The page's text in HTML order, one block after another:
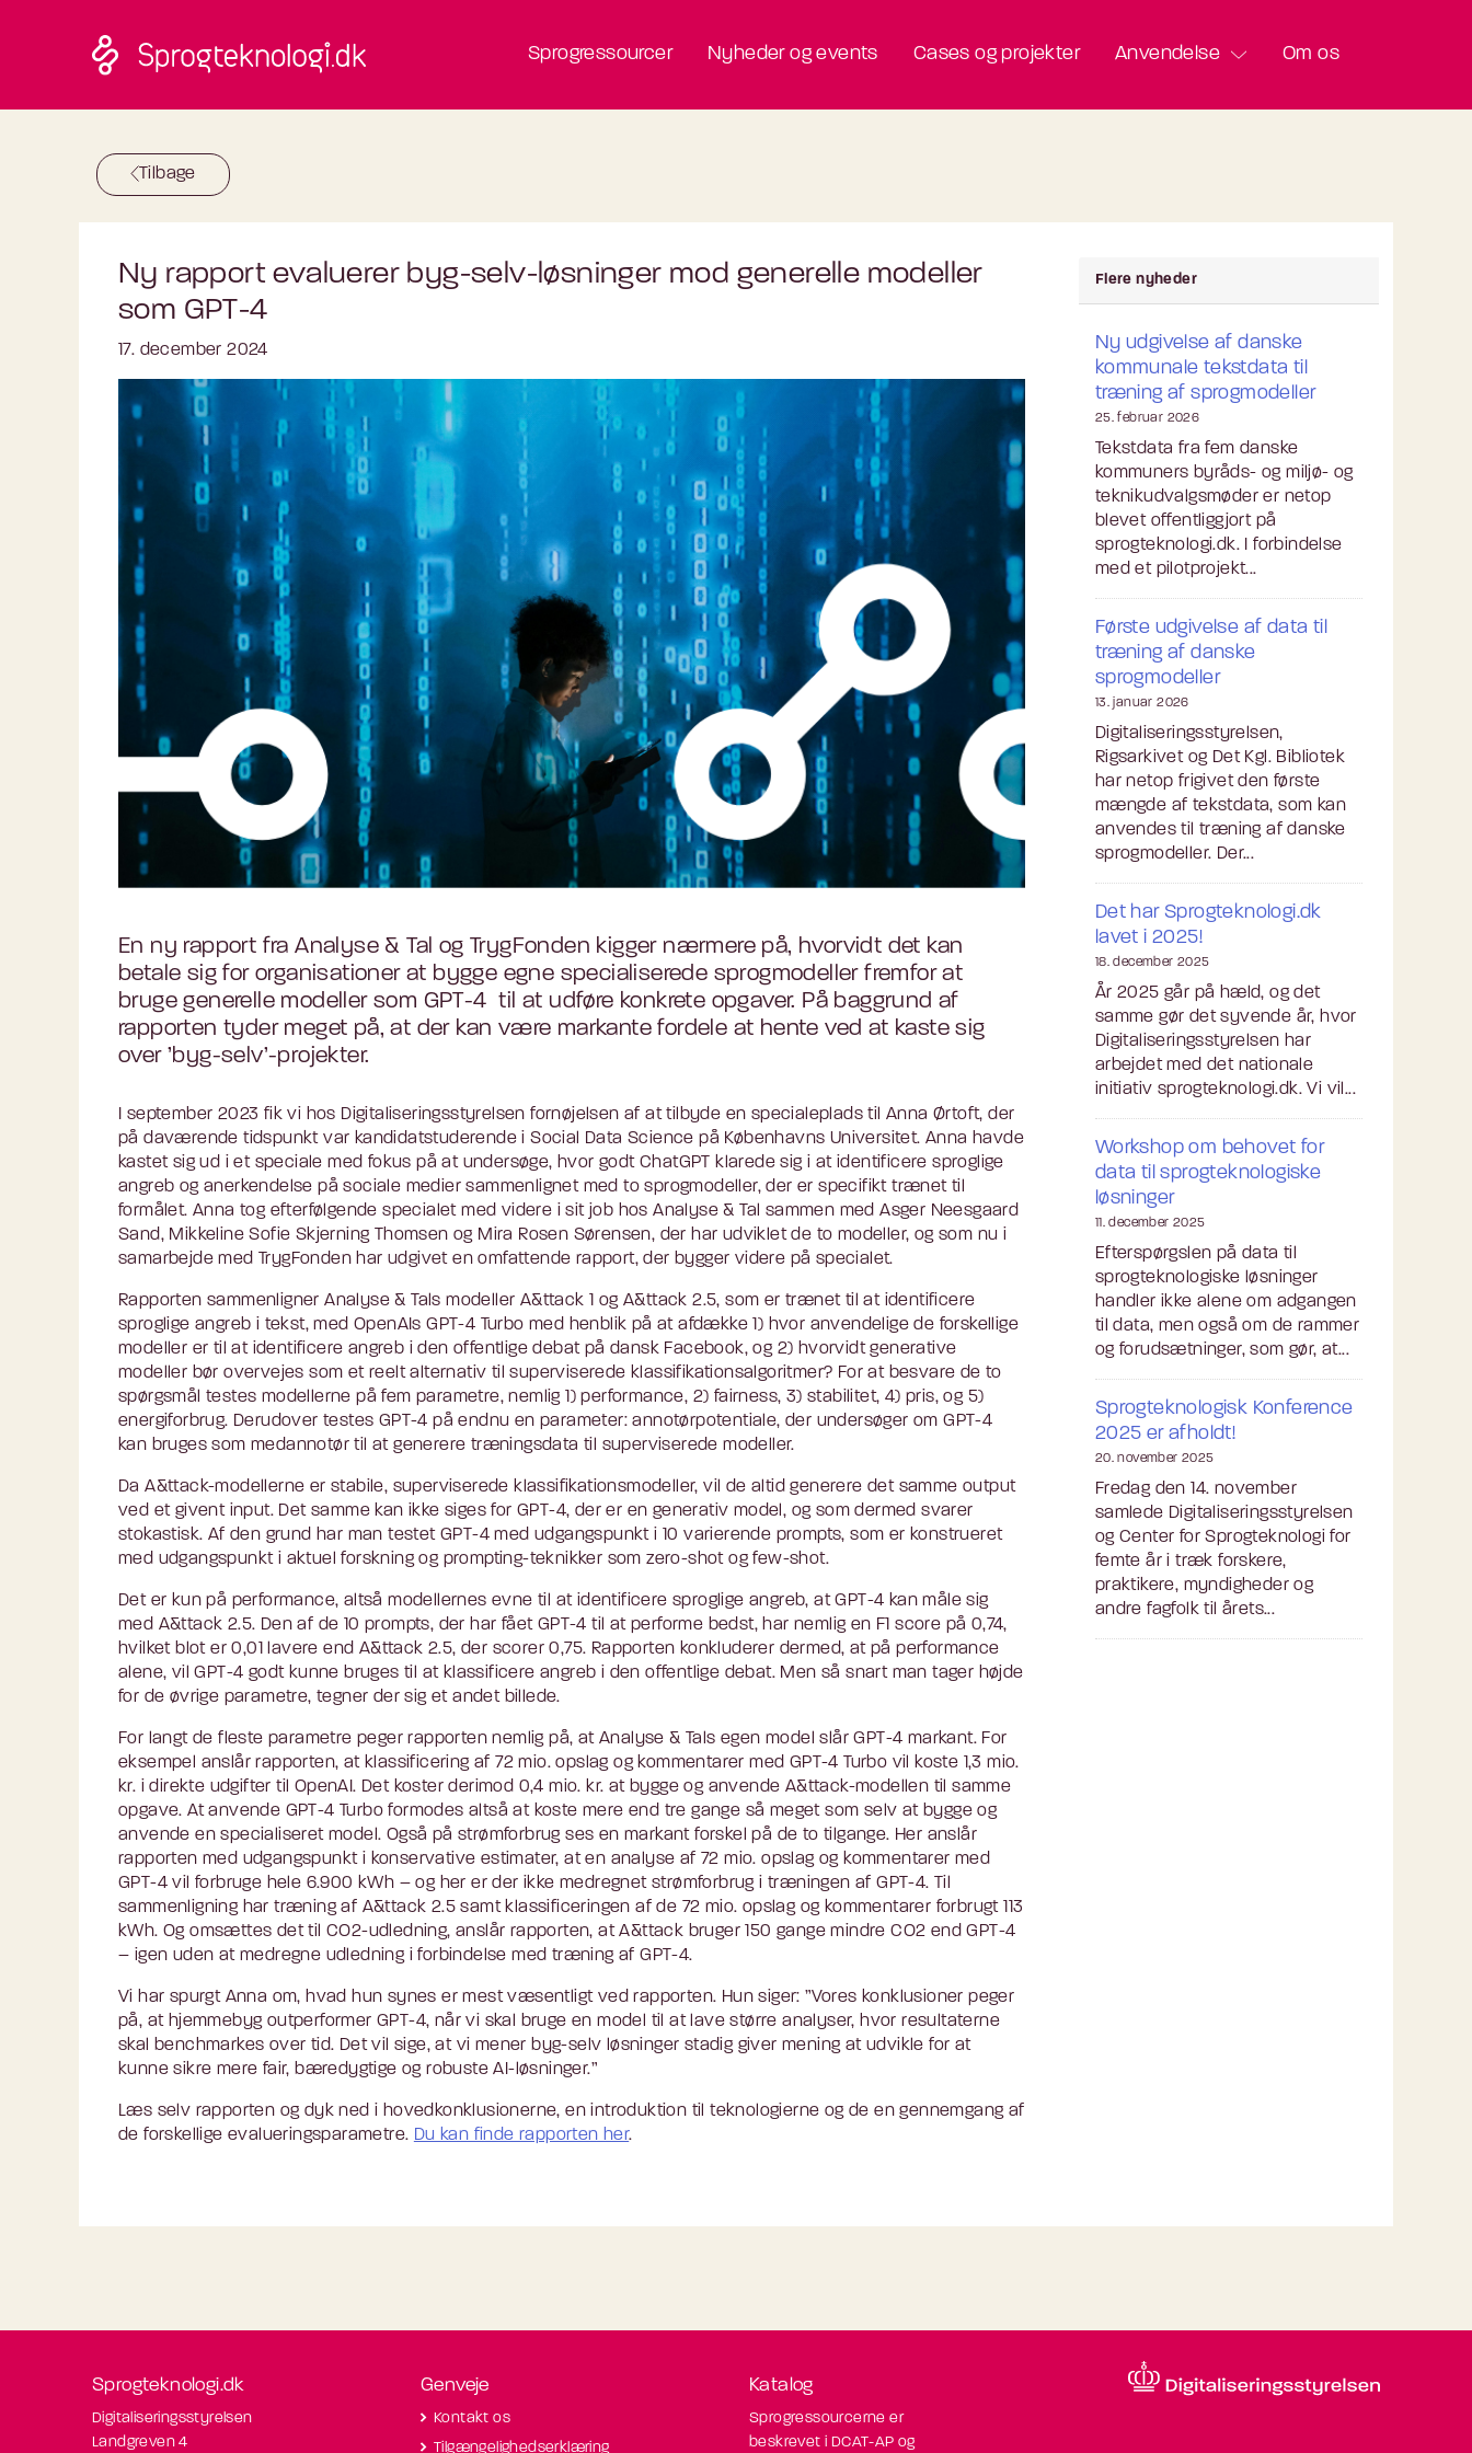
Sprogressourcer Nyheder og events Cases og projekter Anvendelse Om os
Tilbage
Ny rapport evaluerer byg-selv-løsninger mod generelle modeller
som GPT-4
17. december 2024
En ny rapport fra Analyse & Tal og TrygFonden kigger nærmere på, hvorvidt det kan
betale sig for organisationer at bygge egne specialiserede sprogmodeller fremfor at
bruge generelle modeller som GPT-4 til at udføre konkrete opgaver. På baggrund af
rapporten tyder meget på, at der kan være markante fordele at hente ved at kaste sig
over ’byg-selv’-projekter.
I september 2023 fik vi hos Digitaliseringsstyrelsen fornøjelsen af at tilbyde en specialeplads til Anna Ørtoft, der
på daværende tidspunkt var kandidatstuderende i Social Data Science på Københavns Universitet. Anna havde
kastet sig ud i et speciale med fokus på at undersøge, hvor godt ChatGPT klarede sig i at identificere sproglige
angreb og anerkendelse på sociale medier sammenlignet med to sprogmodeller, der er specifikt trænet til
formålet. Anna tog efterfølgende specialet med videre i sit job hos Analyse & Tal sammen med Asger Neesgaard
Sand, Mikkeline Sofie Skjerning Thomsen og Mira Rosen Sørensen, der har udviklet de to modeller, og som nu i
samarbejde med TrygFonden har udgivet en omfattende rapport, der bygger videre på specialet.
Rapporten sammenligner Analyse & Tals modeller A&ttack 1 og A&ttack 2.5, som er trænet til at identificere
sproglige angreb i tekst, med OpenAIs GPT-4 Turbo med henblik på at afdække 1) hvor anvendelige de forskellige
modeller er til at identificere angreb i den offentlige debat på dansk Facebook, og 2) hvorvidt generative
modeller bør overvejes som et reelt alternativ til superviserede klassifikationsalgoritmer? For at besvare de to
spørgsmål testes modellerne på fem parametre, nemlig 1) performance, 2) fairness, 3) stabilitet, 4) pris, og 5)
energiforbrug. Derudover testes GPT-4 på endnu en parameter: annotørpotentiale, der undersøger om GPT-4
kan bruges som medannotør til at generere træningsdata til superviserede modeller.
Da A&ttack-modellerne er stabile, superviserede klassifikationsmodeller, vil de altid generere det samme output
ved et givent input. Det samme kan ikke siges for GPT-4, der er en generativ model, og som dermed svarer
stokastisk. Af den grund har man testet GPT-4 med udgangspunkt i 10 varierende prompts, som er konstrueret
med udgangspunkt i aktuel forskning og prompting-teknikker som zero-shot og few-shot.
Det er kun på performance, altså modellernes evne til at identificere sproglige angreb, at GPT-4 kan måle sig
med A&ttack 2.5. Den af de 10 prompts, der har fået GPT-4 til at performe bedst, har nemlig en F1 score på 0,74,
hvilket blot er 0,01 lavere end A&ttack 2.5, der scorer 0,75. Rapporten konkluderer dermed, at på performance
alene, vil GPT-4 godt kunne bruges til at klassificere angreb i den offentlige debat. Men så snart man tager højde
for de øvrige parametre, tegner der sig et andet billede.
For langt de fleste parametre peger rapporten nemlig på, at Analyse & Tals egen model slår GPT-4 markant. For
eksempel anslår rapporten, at klassificering af 72 mio. opslag og kommentarer med GPT-4 Turbo vil koste 1,3 mio.
kr. i direkte udgifter til OpenAI. Det koster derimod 0,4 mio. kr. at bygge og anvende A&ttack-modellen til samme
opgave. At anvende GPT-4 Turbo formodes altså at koste mere end tre gange så meget som selv at bygge og
anvende en specialiseret model. Også på strømforbrug ses en markant forskel på de to tilgange. Her anslår
rapporten med udgangspunkt i konservative estimater, at en analyse af 72 mio. opslag og kommentarer med
GPT-4 vil forbruge hele 6.900 kWh – og her er der ikke medregnet strømforbrug i træningen af GPT-4. Til
sammenligning har træning af A&ttack 2.5 samt klassificeringen af de 72 mio. opslag og kommentarer forbrugt 113
kWh. Og omsættes det til CO2-udledning, anslår rapporten, at A&ttack bruger 150 gange mindre CO2 end GPT-4
– igen uden at medregne udledning i forbindelse med træning af GPT-4.
Vi har spurgt Anna om, hvad hun synes er mest væsentligt ved rapporten. Hun siger: ”Vores konklusioner peger
på, at hjemmebyg outperformer GPT-4, når vi skal bruge en model til at lave større analyser, hvor resultaterne
skal benchmarkes over tid. Det vil sige, at vi mener byg-selv løsninger stadig giver mening at udvikle for at
kunne sikre mere fair, bæredygtige og robuste AI-løsninger.”
Læs selv rapporten og dyk ned i hovedkonklusionerne, en introduktion til teknologierne og de en gennemgang af
de forskellige evalueringsparametre. Du kan finde rapporten her.
Flere nyheder
Ny udgivelse af danske
kommunale tekstdata til
træning af sprogmodeller
25. februar 2026
Tekstdata fra fem danske
kommuners byråds- og miljø- og
teknikudvalgsmøder er netop
blevet offentliggjort på
sprogteknologi.dk. I forbindelse
med et pilotprojekt...
Første udgivelse af data til
træning af danske
sprogmodeller
13. januar 2026
Digitaliseringsstyrelsen,
Rigsarkivet og Det Kgl. Bibliotek
har netop frigivet den første
mængde af tekstdata, som kan
anvendes til træning af danske
sprogmodeller. Der...
Det har Sprogteknologi.dk
lavet i 2025!
18. december 2025
År 2025 går på hæld, og det
samme gør det syvende år, hvor
Digitaliseringsstyrelsen har
arbejdet med det nationale
initiativ sprogteknologi.dk. Vi vil...
Workshop om behovet for
data til sprogteknologiske
løsninger
11. december 2025
Efterspørgslen på data til
sprogteknologiske løsninger
handler ikke alene om adgangen
til data, men også om de rammer
og forudsætninger, som gør, at...
Sprogteknologisk Konference
2025 er afholdt!
20. november 2025
Fredag den 14. november
samlede Digitaliseringsstyrelsen
og Center for Sprogteknologi for
femte år i træk forskere,
praktikere, myndigheder og
andre fagfolk til årets...
Sprogteknologi.dk
Digitaliseringsstyrelsen
Landgreven 4
Genveje
Kontakt os
Tilgængelighedserklæring
Katalog
Sprogressourcerne er
beskrevet i DCAT-AP og